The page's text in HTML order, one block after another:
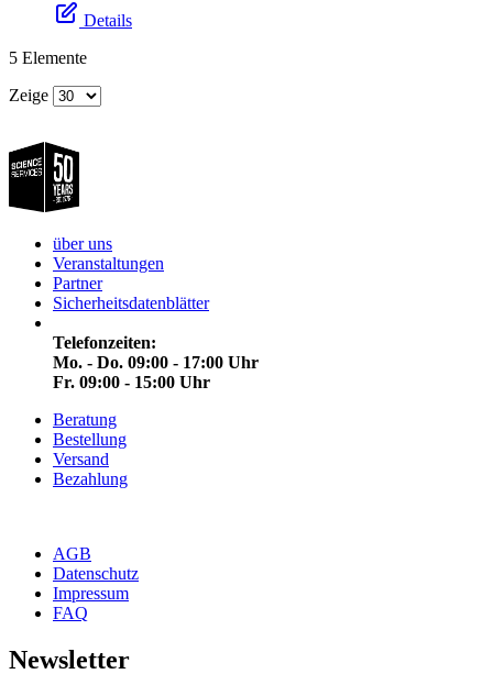
Details
5 Elemente
Zeige
über uns
Veranstaltungen
Partner
Sicherheitsdatenblätter
Telefonzeiten:
Mo. - Do. 09:00 - 17:00 Uhr
Fr. 09:00 - 15:00 Uhr
Beratung
Bestellung
Versand
Bezahlung
AGB
Datenschutz
Impressum
FAQ
Newsletter